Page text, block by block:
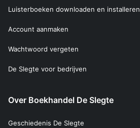
Luisterboeken downloaden en installeren
Account aanmaken
Wachtwoord vergeten
De Slegte voor bedrijven
Over Boekhandel De Slegte
Geschiedenis De Slegte